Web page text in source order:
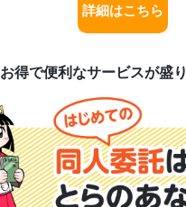
詳細はこちら
お得で便利なサービスが盛